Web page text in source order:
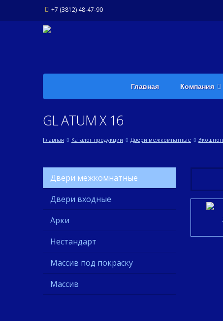
+7 (3812) 48-47-90
Главная Компания
GL ATUM X 16
Главная Каталог продукции Двери межкомнатные Экошпон
Двери межкомнатные
Двери входные
Арки
Нестандарт
Массив под покраску
Массив